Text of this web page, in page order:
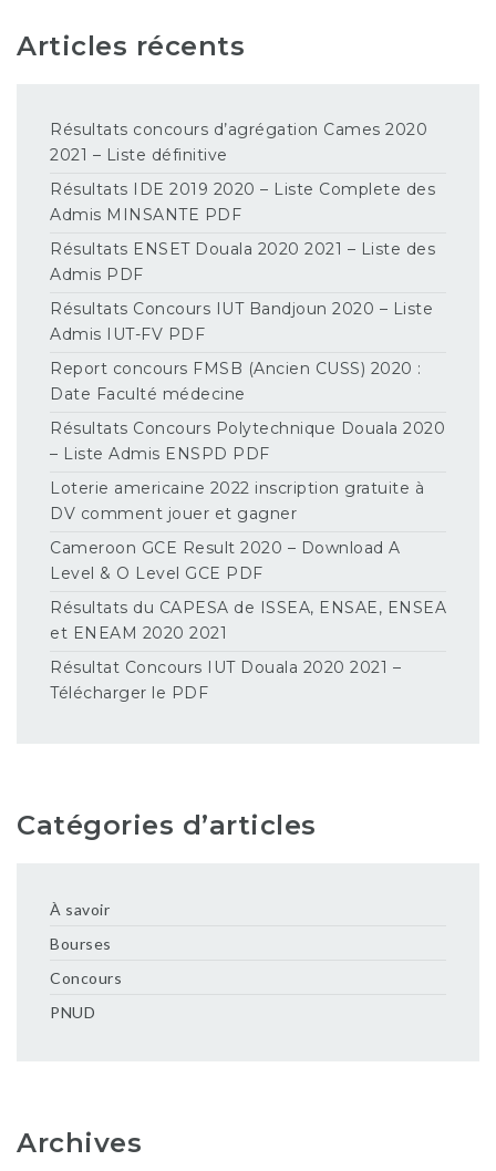
Articles récents
Résultats concours d’agrégation Cames 2020
2021 – Liste définitive
Résultats IDE 2019 2020 – Liste Complete des
Admis MINSANTE PDF
Résultats ENSET Douala 2020 2021 – Liste des
Admis PDF
Résultats Concours IUT Bandjoun 2020 – Liste
Admis IUT-FV PDF
Report concours FMSB (Ancien CUSS) 2020 :
Date Faculté médecine
Résultats Concours Polytechnique Douala 2020
– Liste Admis ENSPD PDF
Loterie americaine 2022 inscription gratuite à
DV comment jouer et gagner
Cameroon GCE Result 2020 – Download A
Level & O Level GCE PDF
Résultats du CAPESA de ISSEA, ENSAE, ENSEA
et ENEAM 2020 2021
Résultat Concours IUT Douala 2020 2021 –
Télécharger le PDF
Catégories d’articles
À savoir
Bourses
Concours
PNUD
Archives